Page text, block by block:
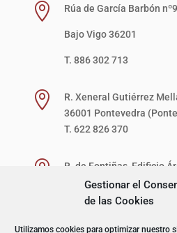
Gestionar el
de las Cookies
Utilizamos cookies para optimizar nuestro
 Rúa de García Barbón
Bajo Vigo 36201
T. 886 302 713

R. Xeneral Gutiérrez
36001 Pontevedra
T. 622 826 370

R. de Fontiñas, Edificio
1ª Planta, Local 27-D
15707 Santiago de